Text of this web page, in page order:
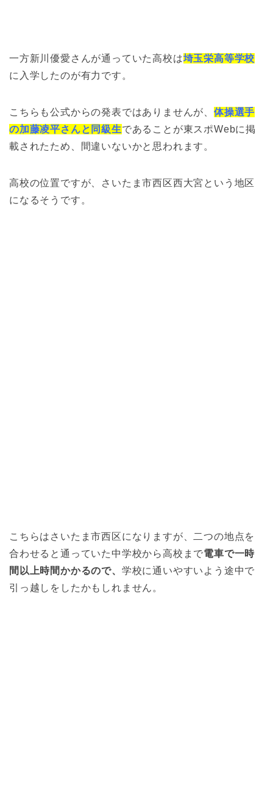
一方新川優愛さんが通っていた高校は埼玉栄高等学校
に入学したのが有力です。
こちらも公式からの発表ではありませんが、 体操選手
の加藤凌平さんと同級生であることが東スポWebに掲
載されたため、間違いないかと思われます。
高校の位置ですが、さいたま市西区西大宮という地区
になるそうです。
こちらはさいたま市西区になりますが、二つの地点を
合わせると通っていた中学校から高校まで電車で一時
間以上時間かかるので、 学校に通いやすいよう途中で
引っ越しをしたかもしれません。